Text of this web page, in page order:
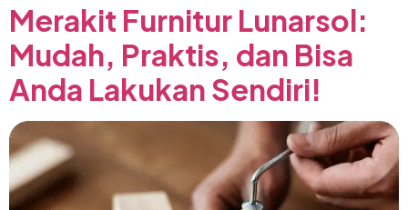
Merakit Furnitur Lunarsol:
Mudah, Praktis, dan Bisa
Anda Lakukan Sendiri!